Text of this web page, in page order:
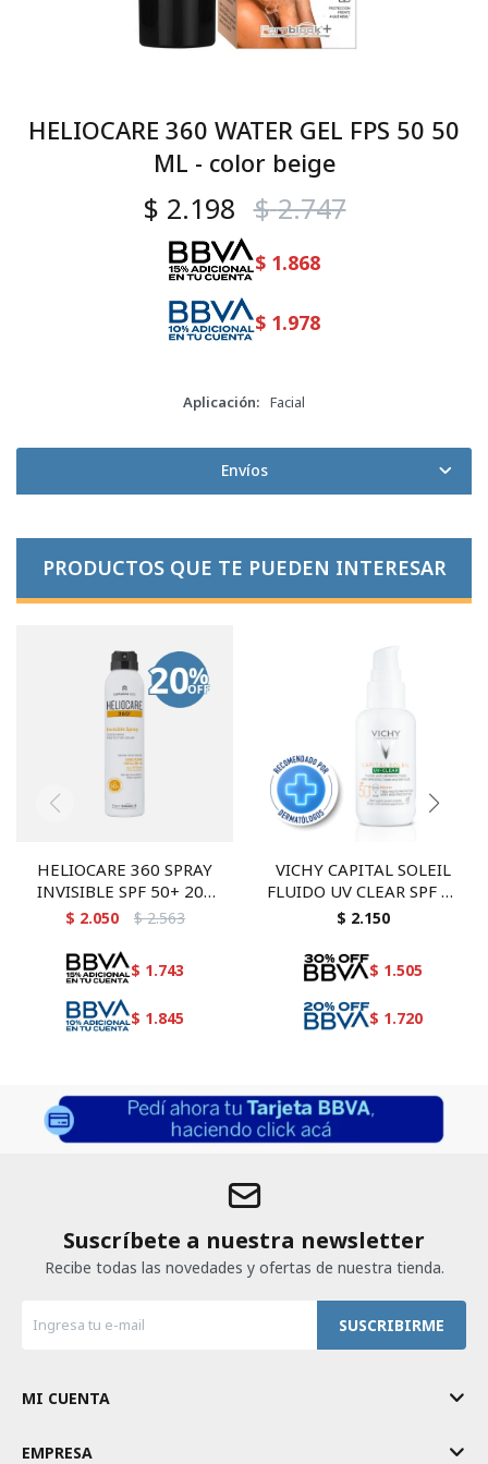
HELIOCARE 360 WATER GEL FPS 50 50
ML - color beige
$ 2.198 $ 2.747
$ 1.868
$ 1.978
Aplicación Facial
Envíos
PRODUCTOS QUE TE PUEDEN INTERESAR
HELIOCARE 360 SPRAY
INVISIBLE SPF 50+ 200
ML
$ 2.050 $ 2.563
$ 1.743
$ 1.845
VICHY CAPITAL SOLEIL
FLUIDO UV CLEAR SPF 50
40 ML
$ 2.150
$ 1.505
$ 1.720
Suscríbete a nuestra newsletter
Recibe todas las novedades y ofertas de nuestra tienda.
SUSCRIBIRME
MI CUENTA
EMPRESA